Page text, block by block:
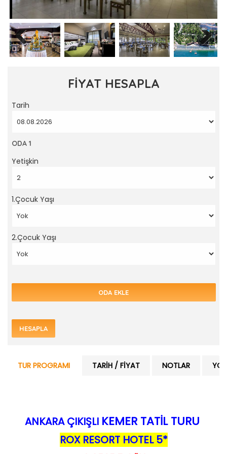
Previous Next
FİYAT HESAPLA
Tarih
ODA 1
Yetişkin
1.Çocuk Yaşı
2.Çocuk Yaşı
ODA EKLE
HESAPLA
TUR PROGRAMI TARIH / FIYAT NOTLAR
ANKARA ÇIKIŞLI KEMER TATİL TURU
ROX RESORT HOTEL 5*